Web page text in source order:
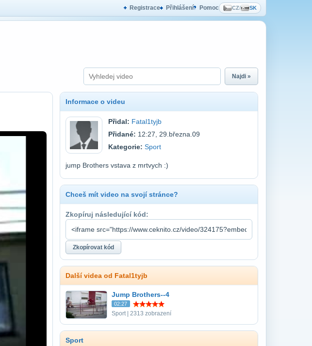
Registrace Přihlášení Pomoc CZ/ SK
Najdi »
Informace o videu
Přidal: Fatal1tyjb
Přidané: 12:27, 29.března.09
Kategorie: Sport
jump Brothers vstava z mrtvych :)
Chceš mít video na svojí stránce?
Zkopíruj následující kód:
Další videa od Fatal1tyjb
Jump Brothers--4
02:27
Sport | 2313 zobrazení
Sport